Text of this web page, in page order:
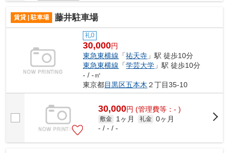
賃貸 | 駐車場 藤井駐車場
礼0
30,000円
東急東横線 「祐天寺 」駅 徒歩10分
東急東横線 「学芸大学 」駅 徒歩10分
- / -㎡
東京都目黒区五本木 ２丁目35-10
30,000円 (管理費等：- )
敷金 1ヶ月 礼金 0ヶ月
- / - / -